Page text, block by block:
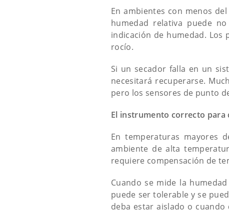
En ambientes con menos
humedad relativa puede
indicación de humedad. Los
rocío.
Si un secador falla en un
necesitará recuperarse.
pero los sensores de punto
El instrumento correcto
En temperaturas mayores
ambiente de alta
requiere compensación de
Cuando se mide la
puede ser tolerable y se
deba estar aislado o